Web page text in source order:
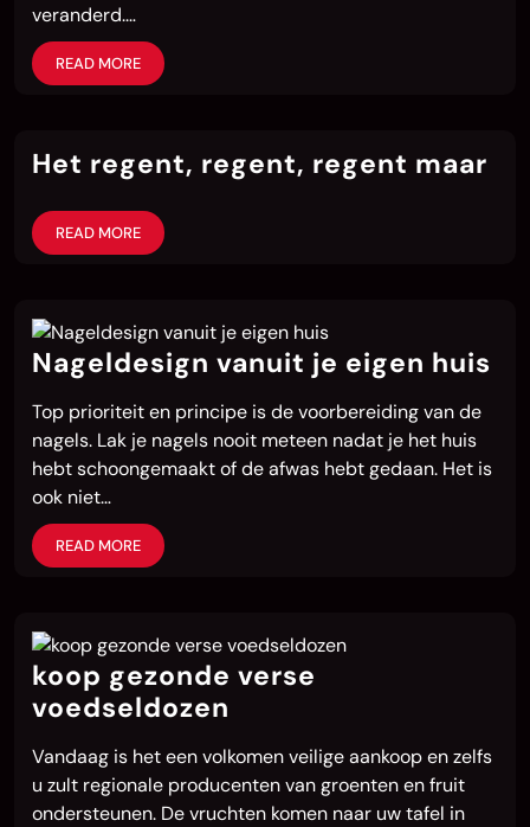
veranderd.…
READ MORE
Het regent, regent, regent maar
READ MORE
Nageldesign vanuit je eigen huis
Top prioriteit en principe is de voorbereiding van de
nagels. Lak je nagels nooit meteen nadat je het huis
hebt schoongemaakt of de afwas hebt gedaan. Het is
ook niet…
READ MORE
koop gezonde verse
voedseldozen
Vandaag is het een volkomen veilige aankoop en zelfs
u zult regionale producenten van groenten en fruit
ondersteunen. De vruchten komen naar uw tafel in